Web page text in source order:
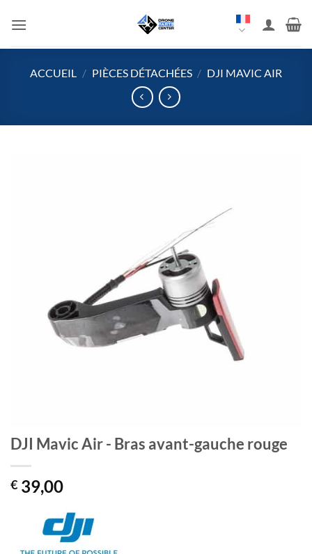
ACCUEIL / PIÈCES DÉTACHÉES / DJI MAVIC AIR
DJI Mavic Air - Bras avant-gauche rouge
€ 39,00